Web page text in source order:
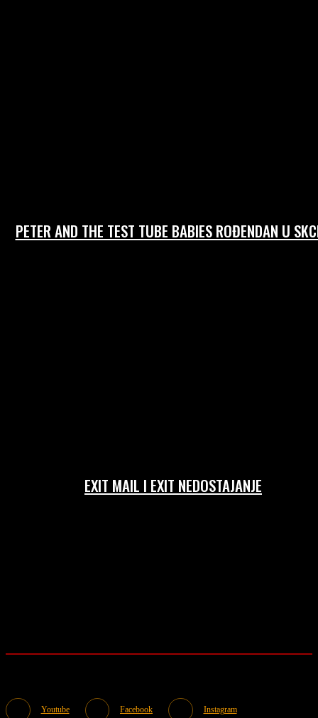
PETER AND THE TEST TUBE BABIES ROĐENDAN U
EXIT MAIL I EXIT NEDOSTAJANJE
Youtube Facebook Instagram